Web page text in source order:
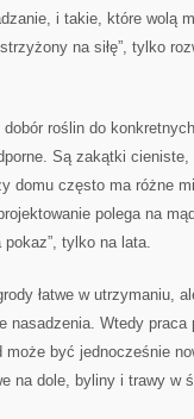
i takie, które wolą
na siłę”, tylko
roślin do
Są zakątki
domu często ma różne
polega na
pokaz”, tylko na lata.
łatwe w utrzymaniu,
nasadzenia. Wtedy praca
może być jednocześnie
na dole, byliny i trawy w